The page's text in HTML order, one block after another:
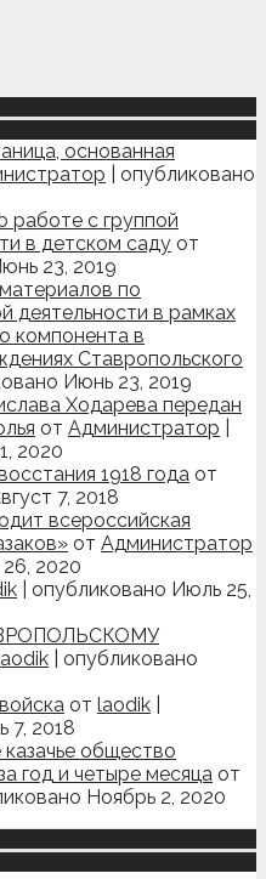
основанная
опубликовано
работе с группой
в детском саду от
23, 2019
по
деятельности в рамках
компонента в
Ставропольского
Июнь 23, 2019
Ходарева передан
от Администратор
2020
1918 года от
7, 2018
всероссийская
от Администратор
2020
опубликовано Июль 25,
опубликовано
от laodik
7, 2018
общество
год и четыре месяца от
Ноябрь 2, 2020